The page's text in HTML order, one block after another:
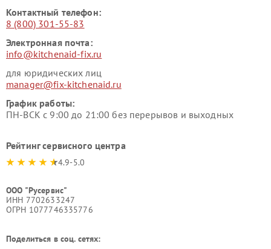
Контактный телефон:
8 (800) 301-55-83
Электронная почта:
info@kitchenaid-fix.ru
для юридических лиц
manager@fix-kitchenaid.ru
График работы:
ПН-ВСК с 9:00 до 21:00 без перерывов и выходных
Рейтинг сервисного центра
4.9-5.0
ООО "Русервис"
ИНН 7702633247
ОГРН 1077746335776
Поделиться в соц. сетях: